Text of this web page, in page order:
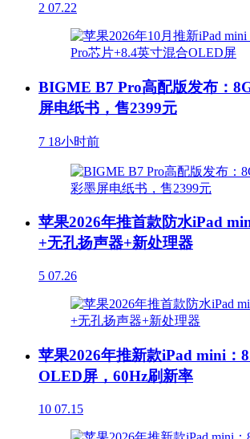
2 07.22
BIGME B7 Pro高配版发布：
屏电纸书，售2399元
7 18小时前
苹果2026年推首款防水iPad
+无孔扬声器+新处理器
5 07.26
苹果2026年推新款iPad mini：
OLED屏，60Hz刷新率
10 07.15